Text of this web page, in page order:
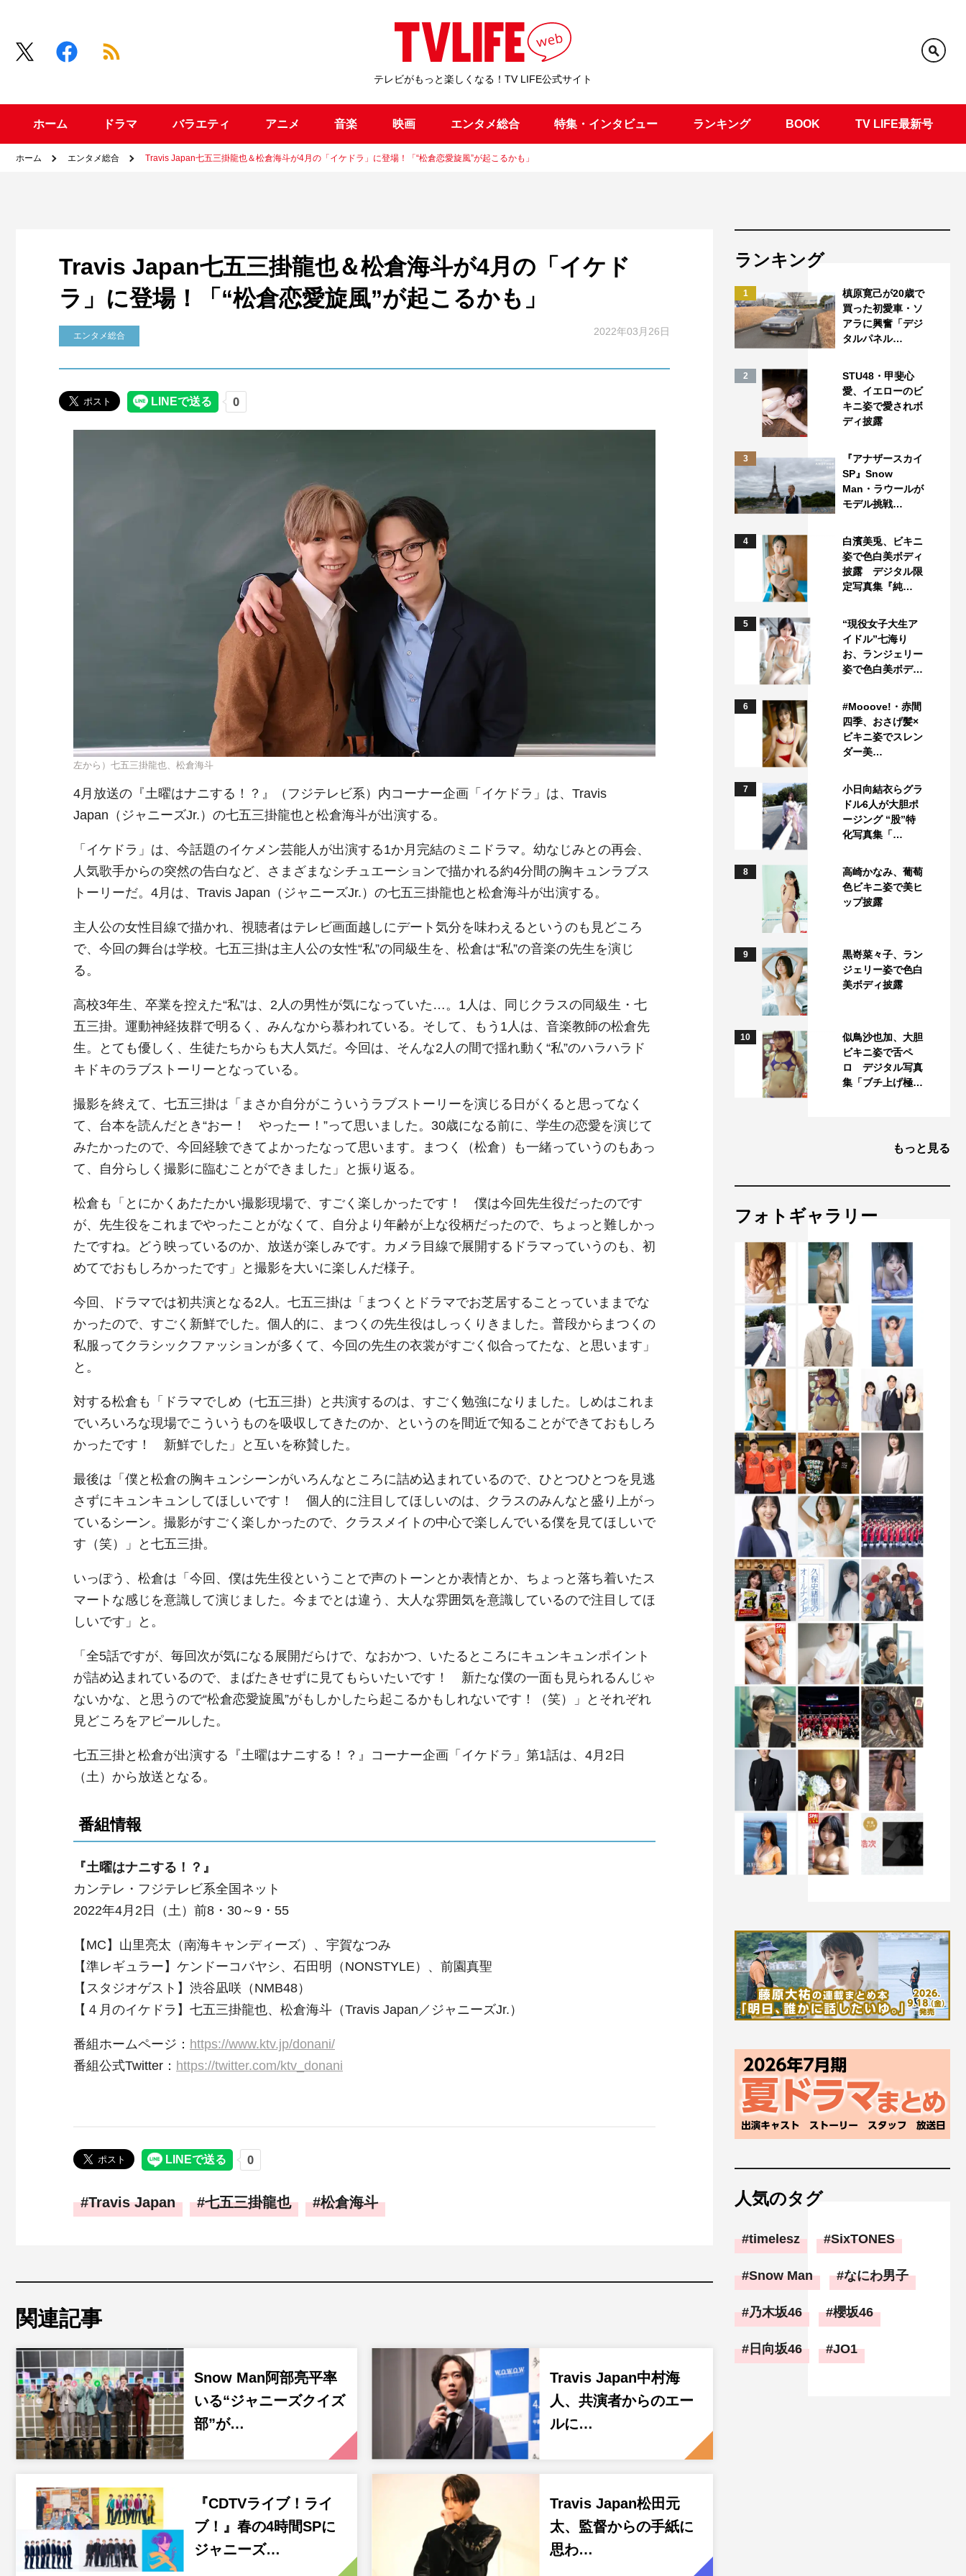
テレビがもっと楽しくなる！TV LIFE公式サイト
ホーム ドラマ バラエティ アニメ 音楽 映画 エンタメ総合 特集・インタビュー ランキング BOOK TV LIFE最新号
ホーム エンタメ総合 Travis Japan七五三掛龍也＆松倉海斗が4月の「イケドラ」に登場！「“松倉恋愛旋風”が起こるかも」
Travis Japan七五三掛龍也＆松倉海斗が4月の「イケド
ラ」に登場！「“松倉恋愛旋風”が起こるかも」
エンタメ総合 2022年03月26日
左から）七五三掛龍也、松倉海斗
4月放送の『土曜はナニする！？』（フジテレビ系）内コーナー企画「イケドラ」は、Travis
Japan（ジャニーズJr.）の七五三掛龍也と松倉海斗が出演する。
「イケドラ」は、今話題のイケメン芸能人が出演する1か月完結のミニドラマ。幼なじみとの再会、
人気歌手からの突然の告白など、さまざまなシチュエーションで描かれる約4分間の胸キュンラブス
トーリーだ。4月は、Travis Japan（ジャニーズJr.）の七五三掛龍也と松倉海斗が出演する。
主人公の女性目線で描かれ、視聴者はテレビ画面越しにデート気分を味わえるというのも見どころ
で、今回の舞台は学校。七五三掛は主人公の女性“私”の同級生を、松倉は“私”の音楽の先生を演じ
る。
高校3年生、卒業を控えた“私”は、2人の男性が気になっていた…。1人は、同じクラスの同級生・七
五三掛。運動神経抜群で明るく、みんなから慕われている。そして、もう1人は、音楽教師の松倉先
生。とても優しく、生徒たちからも大人気だ。今回は、そんな2人の間で揺れ動く“私”のハラハラド
キドキのラブストーリーとなっている。
撮影を終えて、七五三掛は「まさか自分がこういうラブストーリーを演じる日がくると思ってなく
て、台本を読んだとき“おー！ やったー！”って思いました。30歳になる前に、学生の恋愛を演じて
みたかったので、今回経験できてよかったなって思います。まつく（松倉）も一緒っていうのもあっ
て、自分らしく撮影に臨むことができました」と振り返る。
松倉も「とにかくあたたかい撮影現場で、すごく楽しかったです！ 僕は今回先生役だったのです
が、先生役をこれまでやったことがなくて、自分より年齢が上な役柄だったので、ちょっと難しかっ
たですね。どう映っているのか、放送が楽しみです。カメラ目線で展開するドラマっていうのも、初
めてでおもしろかったです」と撮影を大いに楽しんだ様子。
今回、ドラマでは初共演となる2人。七五三掛は「まつくとドラマでお芝居することっていままでな
かったので、すごく新鮮でした。個人的に、まつくの先生役はしっくりきました。普段からまつくの
私服ってクラシックファッションが多くて、今回の先生の衣裳がすごく似合ってたな、と思います」
と。
対する松倉も「ドラマでしめ（七五三掛）と共演するのは、すごく勉強になりました。しめはこれま
でいろいろな現場でこういうものを吸収してきたのか、というのを間近で知ることができておもしろ
かったです！ 新鮮でした」と互いを称賛した。
最後は「僕と松倉の胸キュンシーンがいろんなところに詰め込まれているので、ひとつひとつを見逃
さずにキュンキュンしてほしいです！ 個人的に注目してほしいのは、クラスのみんなと盛り上がっ
ているシーン。撮影がすごく楽しかったので、クラスメイトの中心で楽しんでいる僕を見てほしいで
す（笑）」と七五三掛。
いっぽう、松倉は「今回、僕は先生役ということで声のトーンとか表情とか、ちょっと落ち着いたス
マートな感じを意識して演じました。今までとは違う、大人な雰囲気を意識しているので注目してほ
しいです」と。
「全5話ですが、毎回次が気になる展開だらけで、なおかつ、いたるところにキュンキュンポイント
が詰め込まれているので、まばたきせずに見てもらいたいです！ 新たな僕の一面も見られるんじゃ
ないかな、と思うので“松倉恋愛旋風”がもしかしたら起こるかもしれないです！（笑）」とそれぞれ
見どころをアピールした。
七五三掛と松倉が出演する『土曜はナニする！？』コーナー企画「イケドラ」第1話は、4月2日
（土）から放送となる。
番組情報
『土曜はナニする！？』
カンテレ・フジテレビ系全国ネット
2022年4月2日（土）前8・30～9・55
【MC】山里亮太（南海キャンディーズ）、宇賀なつみ
【準レギュラー】ケンドーコバヤシ、石田明（NONSTYLE）、前園真聖
【スタジオゲスト】渋谷凪咲（NMB48）
【４月のイケドラ】七五三掛龍也、松倉海斗（Travis Japan／ジャニーズJr.）
番組ホームページ： https://www.ktv.jp/donani/
番組公式Twitter： https://twitter.com/ktv_donani
Travis Japan 七五三掛龍也 松倉海斗
関連記事
Snow Man阿部亮平率
いる“ジャニーズクイズ
部”が…
Travis Japan中村海
人、共演者からのエー
ルに…
『CDTVライブ！ライ
ブ！』春の4時間SPに
ジャニーズ…
Travis Japan松田元
太、監督からの手紙に
思わ…
ランキング
1
槙原寛己が20歳で
買った初愛車・ソ
アラに興奮「デジ
タルパネル…
2
STU48・甲斐心
愛、イエローのビ
キニ姿で愛されボ
ディ披露
3
『アナザースカイ
SP』Snow
Man・ラウールが
モデル挑戦…
4
白濱美兎、ビキニ
姿で色白美ボディ
披露 デジタル限
定写真集『純…
5
“現役女子大生ア
イドル”七海り
お、ランジェリー
姿で色白美ボデ…
6
#Mooove!・赤間
四季、おさげ髪×
ビキニ姿でスレン
ダー美…
7
小日向結衣らグラ
ドル6人が大胆ポ
ージング “股”特
化写真集「…
8
高崎かなみ、葡萄
色ビキニ姿で美ヒ
ップ披露
9
黒嵜菜々子、ラン
ジェリー姿で色白
美ボディ披露
10
似鳥沙也加、大胆
ビキニ姿で舌ペ
ロ デジタル写真
集「ブチ上げ極…
もっと見る
フォトギャラリー
人気のタグ
timelesz SixTONES
Snow Man なにわ男子
乃木坂46 櫻坂46
日向坂46 JO1